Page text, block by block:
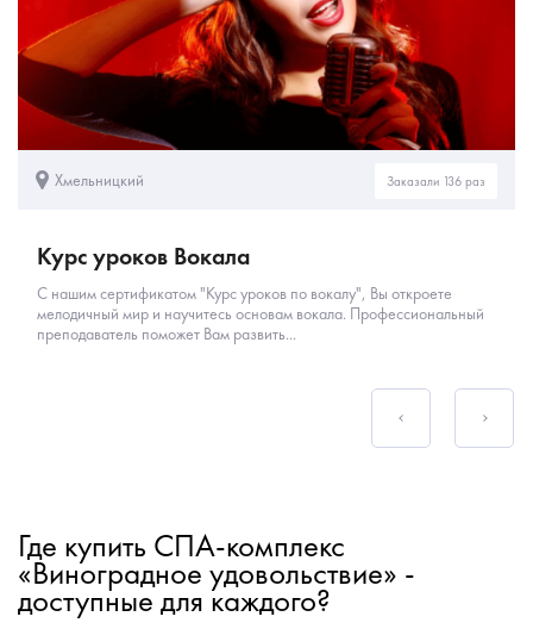
Хмельницкий Заказали 136 раз
Курс уроков Вокала
С нашим сертификатом "Курс уроков по вокалу", Вы откроете
мелодичный мир и научитесь основам вокала. Профессиональный
преподаватель поможет Вам развить...
Где купить СПА-комплекс
«Виноградное удовольствие» -
доступные для каждого?